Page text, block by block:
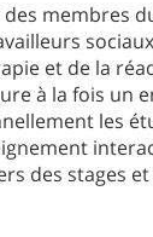
membres
et de la
à la fois un
les
des stages